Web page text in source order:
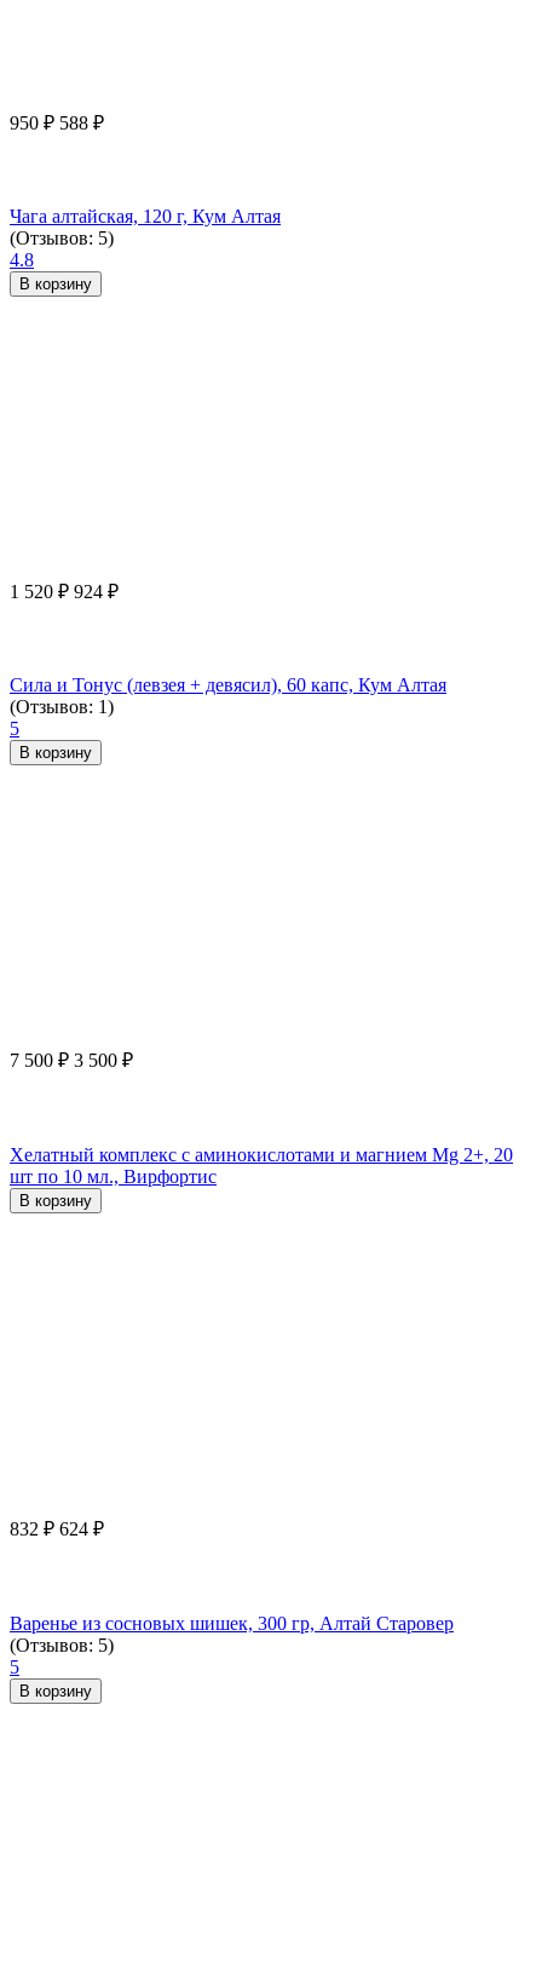
950 ₽ 588 ₽
Чага алтайская, 120 г, Кум Алтая
(Отзывов: 5)
4.8
В корзину
1 520 ₽ 924 ₽
Сила и Тонус (левзея + девясил), 60 капс, Кум Алтая
(Отзывов: 1)
5
В корзину
7 500 ₽ 3 500 ₽
Хелатный комплекс с аминокислотами и магнием Mg 2+, 20
шт по 10 мл., Вирфортис
В корзину
832 ₽ 624 ₽
Варенье из сосновых шишек, 300 гр, Алтай Старовер
(Отзывов: 5)
5
В корзину